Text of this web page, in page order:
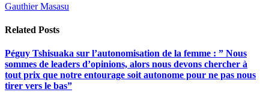
Gauthier Masasu
Related Posts
Péguy Tshisuaka sur l’autonomisation de la femme : ” Nous
sommes de leaders d’opinions, alors nous devons chercher à
tout prix que notre entourage soit autonome pour ne pas nous
tirer vers le bas”